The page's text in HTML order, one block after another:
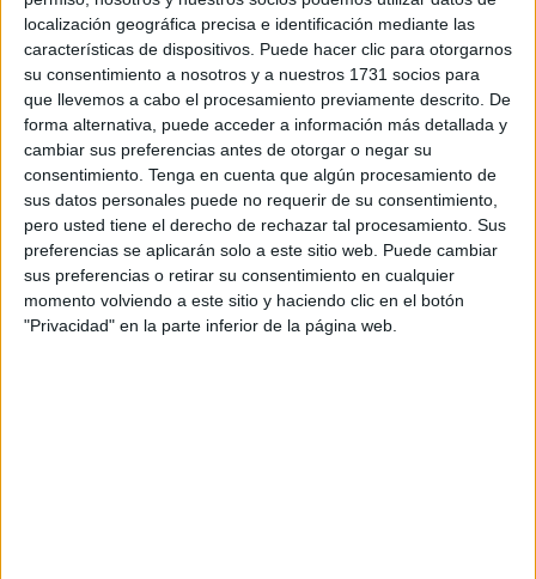
localización geográfica precisa e identificación mediante las
características de dispositivos. Puede hacer clic para otorgarnos
su consentimiento a nosotros y a nuestros 1731 socios para
que llevemos a cabo el procesamiento previamente descrito. De
forma alternativa, puede acceder a información más detallada y
cambiar sus preferencias antes de otorgar o negar su
consentimiento. Tenga en cuenta que algún procesamiento de
sus datos personales puede no requerir de su consentimiento,
pero usted tiene el derecho de rechazar tal procesamiento. Sus
preferencias se aplicarán solo a este sitio web. Puede cambiar
sus preferencias o retirar su consentimiento en cualquier
momento volviendo a este sitio y haciendo clic en el botón
"Privacidad" en la parte inferior de la página web.
6- Comenzar a pintar y, luego de secada la pintura,
encintar para pintar las partes que aún no tienen color.
7- Dejar secar bien y barnizar.